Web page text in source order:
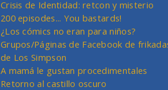
Crisis de Identidad: retcon y misterio
200 episodes... You bastards!
¿Los cómics no eran para niños?
Grupos/Páginas de Facebook de
de Los Simpson
A mamá le gustan procedimentales
Retorno al castillo oscuro